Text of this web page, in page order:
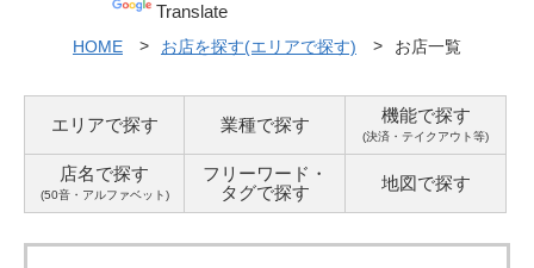
Translate
HOME お店を探す(エリアで探す) お店一覧
エリアで探す 業種で探す 機能で探す
(決済・テイクアウト等)
店名で探す
(50音・アルファベット)
フリーワード・
タグで探す 地図で探す